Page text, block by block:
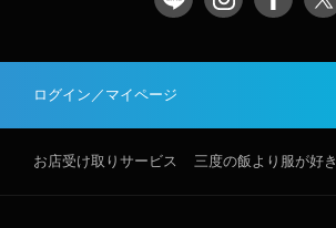
ログイン／マイページ
お店受け取りサービス 三度の飯より服が好き